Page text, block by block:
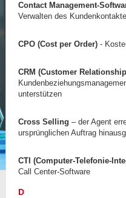
Contact Management-
Verwalten des
CPO (Cost per Order) -
CRM (Customer
unterstützen
Cross Selling – der Agent
ursprünglichen Auftrag
CTI (Computer-Telefonie-
Call Center-Software
D